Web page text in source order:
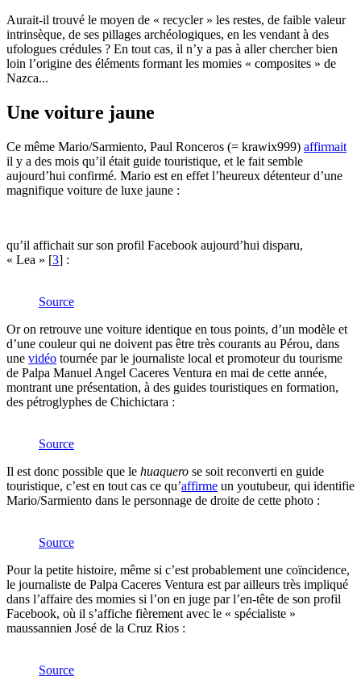
Aurait-il trouvé le moyen de « recycler » les restes, de faible valeur
intrinsèque, de ses pillages archéologiques, en les vendant à des
ufologues crédules ? En tout cas, il n’y a pas à aller chercher bien
loin l’origine des éléments formant les momies « composites » de
Nazca...
Une voiture jaune
Ce même Mario/Sarmiento, Paul Ronceros (= krawix999) affirmait
il y a des mois qu’il était guide touristique, et le fait semble
aujourd’hui confirmé. Mario est en effet l’heureux détenteur d’une
magnifique voiture de luxe jaune :
qu’il affichait sur son profil Facebook aujourd’hui disparu,
« Lea » [3] :
Source
Or on retrouve une voiture identique en tous points, d’un modèle et
d’une couleur qui ne doivent pas être très courants au Pérou, dans
une vidéo tournée par le journaliste local et promoteur du tourisme
de Palpa Manuel Angel Caceres Ventura en mai de cette année,
montrant une présentation, à des guides touristiques en formation,
des pétroglyphes de Chichictara :
Source
Il est donc possible que le huaquero se soit reconverti en guide
touristique, c’est en tout cas ce qu’affirme un youtubeur, qui identifie
Mario/Sarmiento dans le personnage de droite de cette photo :
Source
Pour la petite histoire, même si c’est probablement une coïncidence,
le journaliste de Palpa Caceres Ventura est par ailleurs très impliqué
dans l’affaire des momies si l’on en juge par l’en-tête de son profil
Facebook, où il s’affiche fièrement avec le « spécialiste »
maussannien José de la Cruz Rios :
Source